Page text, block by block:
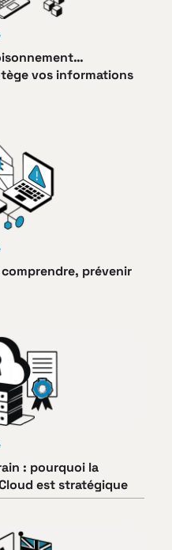
vos informations
prévenir
: pourquoi la
est stratégique